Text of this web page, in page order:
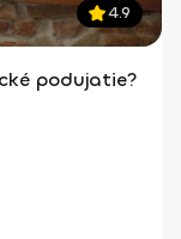
4.9
podujatie?